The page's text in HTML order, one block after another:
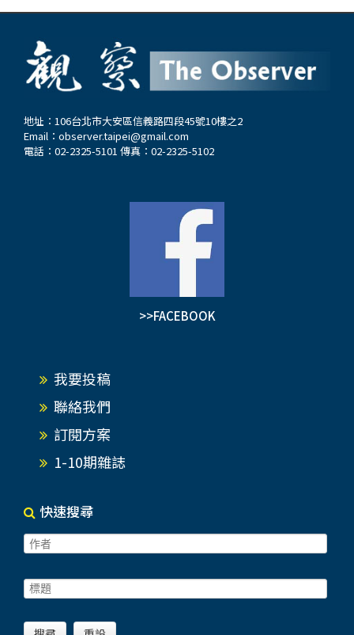
地址：106台北市大安區信義路四段45號10樓之2
Email： observer.taipei@gmail.com
電話：02-2325-5101 傳真：02-2325-5102
>>FACEBOOK
我要投稿
聯絡我們
訂閱方案
1-10期雜誌
快速搜尋